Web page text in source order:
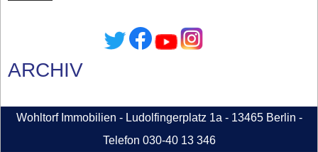
ARCHIV
Wohltorf Immobilien - Ludolfingerplatz 1a - 13465 Berlin -
Telefon 030-40 13 346